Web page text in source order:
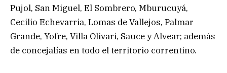
Pujol, San Miguel, El Sombrero, Mburucuyá,
Cecilio Echevarria, Lomas de Vallejos, Palmar
Grande, Yofre, Villa Olivari, Sauce y Alvear; además
de concejalías en todo el territorio correntino.